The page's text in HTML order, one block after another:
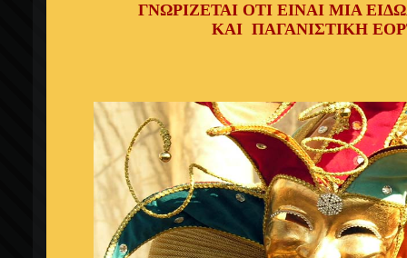
ΓΝΩΡΙΖΕΤΑΙ ΟΤΙ ΕΙΝΑΙ ΜΙΑ
ΚΑΙ ΠΑΓΑΝΙΣΤΙΚΗ